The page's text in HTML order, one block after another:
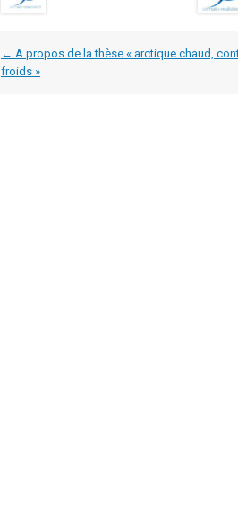
Navigation
dans
les
← A propos de la thèse « arctique chaud,
froids »